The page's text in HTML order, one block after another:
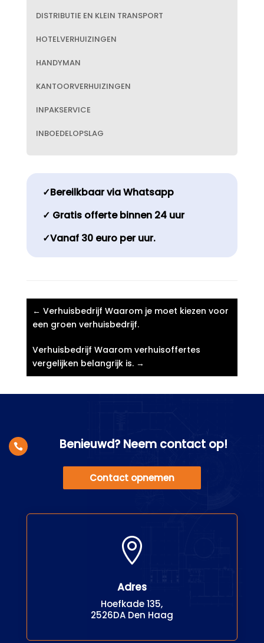
DISTRIBUTIE EN KLEIN TRANSPORT
HOTELVERHUIZINGEN
HANDYMAN
KANTOORVERHUIZINGEN
INPAKSERVICE
INBOEDELOPSLAG
✓Bereilkbaar via Whatsapp
✓ Gratis offerte binnen 24 uur
✓Vanaf 30 euro per uur.
← Verhuisbedrijf Waarom je moet kiezen voor
een groen verhuisbedrijf.​
Verhuisbedrijf Waarom verhuisoffertes
vergelijken belangrijk is.​→
 Benieuwd? Neem contact op!
Contact opnemen

Adres
Hoefkade 135,
2526DA Den Haag